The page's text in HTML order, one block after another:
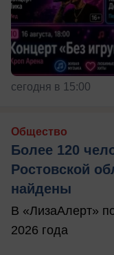
сегодня в 15:00
Общество
Более 120
Ростовской
найдены
В «ЛизаАлерт»
2026 года